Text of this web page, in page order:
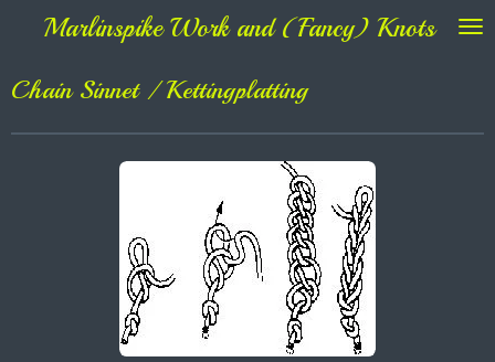
naar
de
hoofdinhoud
Marlinspike Work and (Fancy) Knots
Chain Sinnet / Kettingplatting